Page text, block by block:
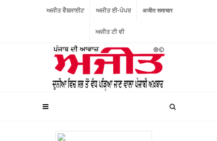
ਅਜੀਤ ਵੈਬਸਾਈਟ ਅਜੀਤ ਈ-ਪੇਪਰ अजीत समाचार
ਅਜੀਤ ਟੀ ਵੀ